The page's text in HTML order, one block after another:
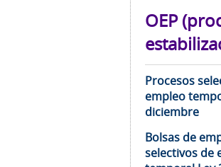
OEP
Procesos
empleo
diciembre
Bolsas de
selectivos de